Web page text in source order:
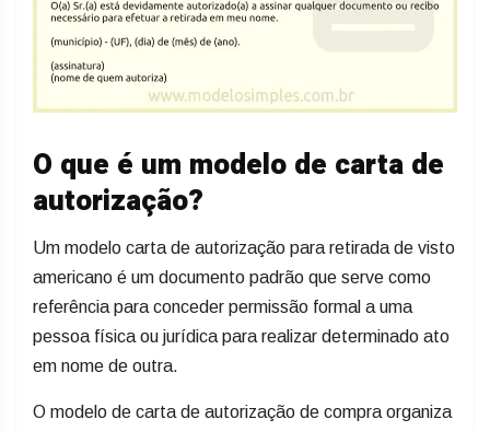
O que é um modelo de carta de
autorização?
Um modelo carta de autorização para retirada de visto
americano é um documento padrão que serve como
referência para conceder permissão formal a uma
pessoa física ou jurídica para realizar determinado ato
em nome de outra.
O modelo de carta de autorização de compra​ organiza